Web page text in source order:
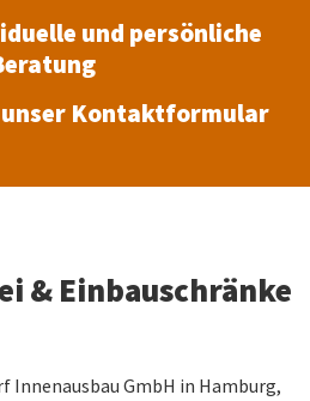
und persönliche
Kontaktformular
& Einbauschränke
GmbH in Hamburg,